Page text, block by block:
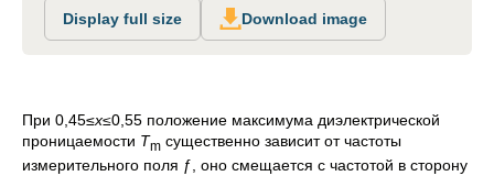
Display full size Download image
При 0,45≤x≤0,55 положение максимума диэлектрической
проницаемости Tm существенно зависит от частоты
измерительного поля ƒ, оно смещается с частотой в сторону